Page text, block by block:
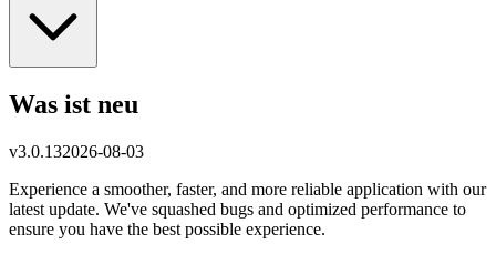
Was ist neu
v3.0.132026-08-03
Experience a smoother, faster, and more reliable application with our
latest update. We've squashed bugs and optimized performance to
ensure you have the best possible experience.